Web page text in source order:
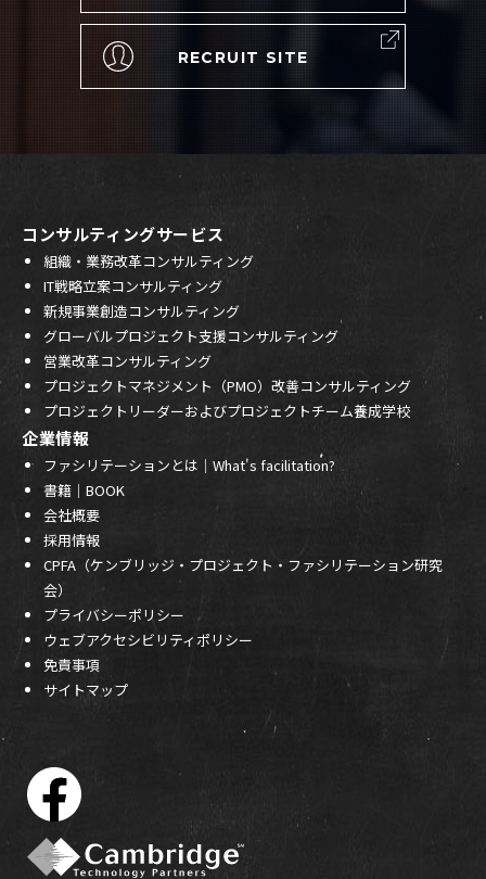
RECRUIT SITE
コンサルティングサービス
組織・業務改革コンサルティング
IT戦略立案コンサルティング
新規事業創造コンサルティング
グローバルプロジェクト支援コンサルティング
営業改革コンサルティング
プロジェクトマネジメント（PMO）改善コンサルティング
プロジェクトリーダーおよびプロジェクトチーム養成学校
企業情報
ファシリテーションとは｜What's facilitation?
書籍｜BOOK
会社概要
採用情報
CPFA（ケンブリッジ・プロジェクト・ファシリテーション研究
会）
プライバシーポリシー
ウェブアクセシビリティポリシー
免責事項
サイトマップ
a